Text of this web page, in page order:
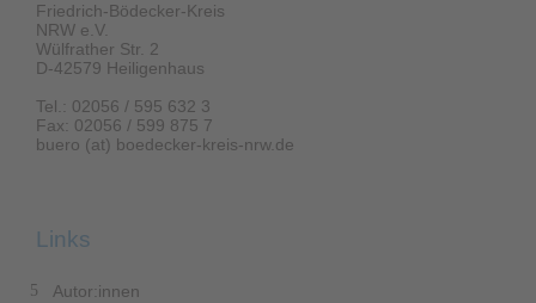
Friedrich-Bödecker-Kreis
NRW e.V.
Wülfrather Str. 2
D-42579 Heiligenhaus
Tel.: 02056 / 595 632 3
Fax: 02056 / 599 875 7
buero (at) boedecker-kreis-nrw.de
Links
Autor:innen